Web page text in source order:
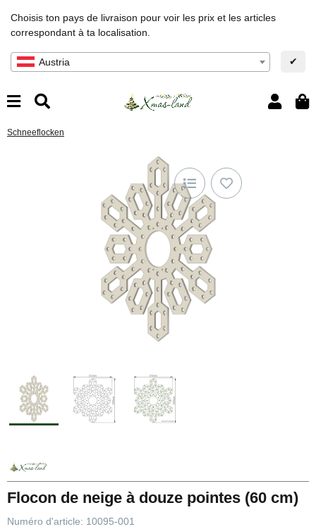
Choisis ton pays de livraison pour voir les prix et les articles
correspondant à ta localisation.
Austria ✔
Schneeflocken
Flocon de neige à douze pointes (60 cm)
Numéro d'article: 10095-001